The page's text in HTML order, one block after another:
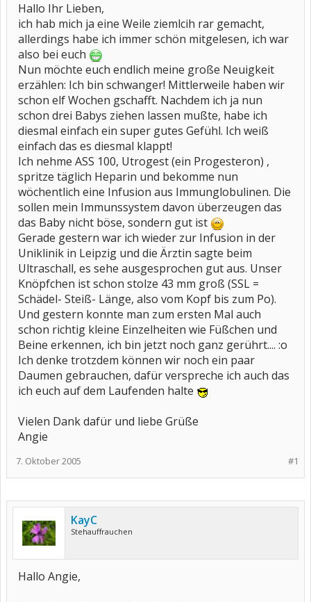
Hallo Ihr Lieben,
ich hab mich ja eine Weile ziemlcih rar gemacht,
allerdings habe ich immer schön mitgelesen, ich war
also bei euch
Nun möchte euch endlich meine große Neuigkeit
erzählen: Ich bin schwanger! Mittlerweile haben wir
schon elf Wochen gschafft. Nachdem ich ja nun
schon drei Babys ziehen lassen mußte, habe ich
diesmal einfach ein super gutes Gefühl. Ich weiß
einfach das es diesmal klappt!
Ich nehme ASS 100, Utrogest (ein Progesteron) ,
spritze täglich Heparin und bekomme nun
wöchentlich eine Infusion aus Immunglobulinen. Die
sollen mein Immunssystem davon überzeugen das
das Baby nicht böse, sondern gut ist
Gerade gestern war ich wieder zur Infusion in der
Uniklinik in Leipzig und die Ärztin sagte beim
Ultraschall, es sehe ausgesprochen gut aus. Unser
Knöpfchen ist schon stolze 43 mm groß (SSL =
Schädel- Steiß- Länge, also vom Kopf bis zum Po).
Und gestern konnte man zum ersten Mal auch
schon richtig kleine Einzelheiten wie Füßchen und
Beine erkennen, ich bin jetzt noch ganz gerührt.... :o
Ich denke trotzdem können wir noch ein paar
Daumen gebrauchen, dafür verspreche ich auch das
ich euch auf dem Laufenden halte
Vielen Dank dafür und liebe Grüße
Angie
#1
7. Oktober 2005
KayC
Stehauffrauchen
Hallo Angie,